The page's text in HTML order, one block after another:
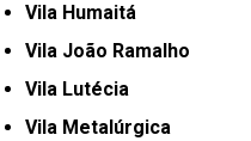
Vila Humaitá
Vila João Ramalho
Vila Lutécia
Vila Metalúrgica